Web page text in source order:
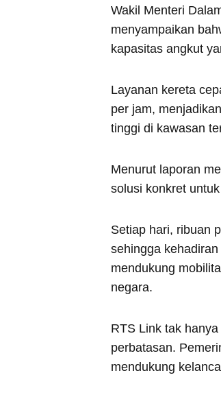
Wakil Menteri
menyampaikan
kapasitas angkut
Layanan kereta
per jam,
tinggi di kawasan
Menurut laporan
solusi konkret
Setiap hari, ribuan
sehingga
mendukung
negara.
RTS Link tak
perbatasan.
mendukung